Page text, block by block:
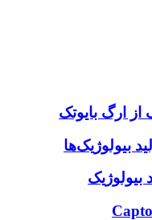
از ارگ بایوتک
بیولوژیک‌ها
بیولوژیک